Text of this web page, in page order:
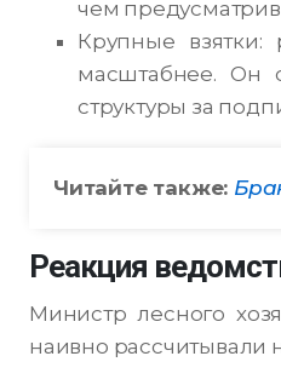
чем
Крупные взятки:
масштабнее. Он
структуры за
Читайте также:
Реакция
Министр лесного
наивно рассчитывали